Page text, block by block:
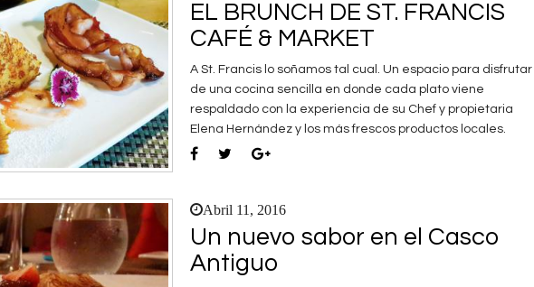
EL BRUNCH DE ST. FRANCIS
CAFÉ & MARKET
A St. Francis lo soñamos tal cual. Un espacio para disfrutar
de una cocina sencilla en donde cada plato viene
respaldado con la experiencia de su Chef y propietaria
Elena Hernández y los más frescos productos locales.
Abril 11, 2016
Un nuevo sabor en el Casco
Antiguo